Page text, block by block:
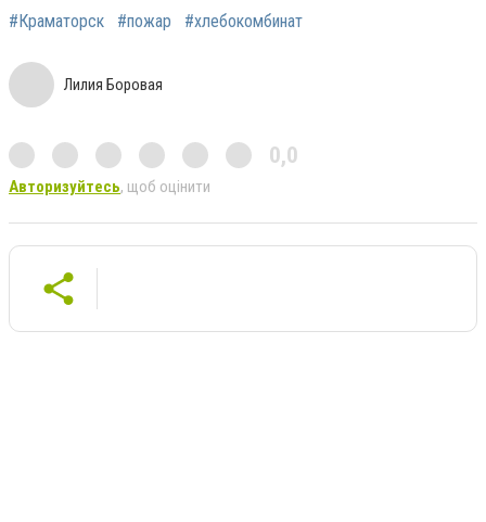
#Краматорск #пожар #хлебокомбинат
Лилия Боровая
0,0
Авторизуйтесь, щоб оцінити